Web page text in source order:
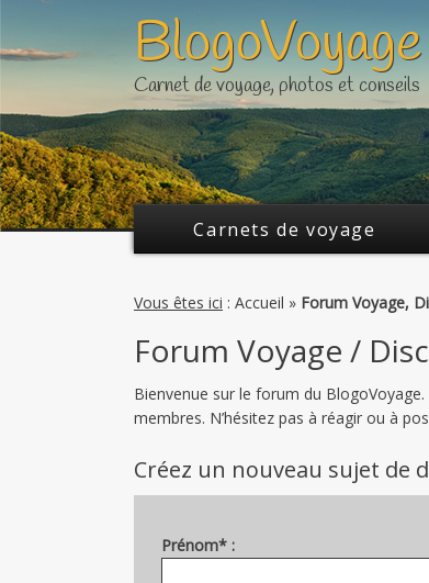
BlogoVoyage
Carnet de voyage, photos et conseils
Twitter FaceBook
Carnets de voyage
Vous êtes ici : Accueil » Forum Voyage,
Forum Voyage /
Bienvenue sur le forum du
membres. N’hésitez pas à réagir ou à
Créez un nouveau sujet de
Prénom* :